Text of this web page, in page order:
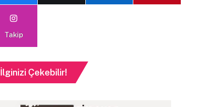
Takip
İlginizi Çekebilir!